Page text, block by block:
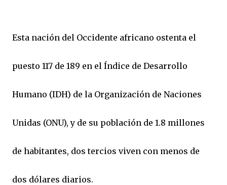
Esta nación del Occidente africano ostenta el
puesto 117 de 189 en el Índice de Desarrollo
Humano (IDH) de la Organización de Naciones
Unidas (ONU), y de su población de 1.8 millones
de habitantes, dos tercios viven con menos de
dos dólares diarios.